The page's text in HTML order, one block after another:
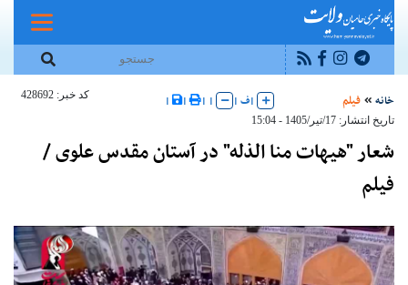
خانه فیلم |ف |
|
|
|
|
کد خبر: 428692
تاریخ انتشار: 17/تير/1405 - 15:04
شعار "هیهات منا الذله" در آستان مقدس علوی /
فیلم